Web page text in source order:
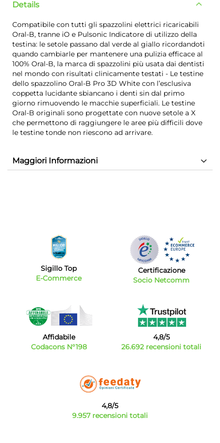
Details
Compatibile con tutti gli spazzolini elettrici ricaricabili
Oral-B, tranne iO e Pulsonic Indicatore di utilizzo della
testina: le setole passano dal verde al giallo ricordandoti
quando cambiarle per mantenere una pulizia efficace al
100% Oral-B, la marca di spazzolini più usata dai dentisti
nel mondo con risultati clinicamente testati - Le testine
dello spazzolino Oral-B Pro 3D White con l’esclusiva
coppetta lucidante sbiancano i denti sin dal primo
giorno rimuovendo le macchie superficiali. Le testine
Oral-B originali sono progettate con nuove setole a X
che permettono di raggiungere le aree più difficili dove
le testine tonde non riescono ad arrivare.
Maggiori Informazioni
Sigillo Top
E-Commerce
Certificazione
Socio Netcomm
Affidabile
Codacons N°198
4,8/5
26.692 recensioni totali
4,8/5
9.957 recensioni totali